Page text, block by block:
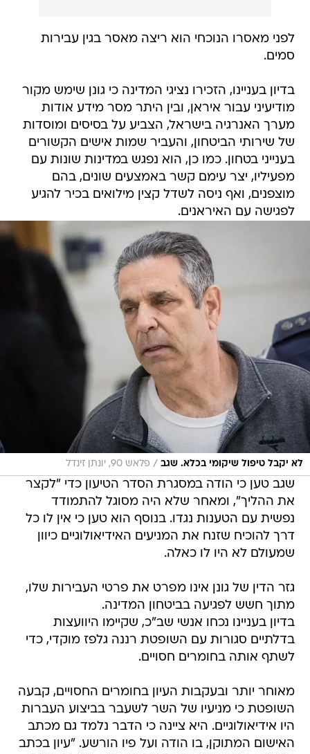
לפני מאסרו הנוכחי הוא ריצה מאסר בגין עבירות
סמים.
בדיון בעניינו, הזכירו נציגי המדינה כי גונן שימש מקור
מודיעיני עבור איראן, ובין היתר מסר מידע אודות
מערך האנרגיה בישראל, הצביע על בסיסים ומוסדות
של שירותי הביטחון, והעביר שמות אישים הקשורים
בענייני בטחון. כמו כן, הוא נפגש במדינות שונות עם
מפעיליו, יצר עימם קשר באמצעים שונים, בהם
מוצפנים, ואף ניסה לשדל קצין מילואים בכיר להגיע
לפגישה עם האיראנים.
לא יקבל טיפול שיקומי בכלא. שגב / פלאש 90, יונתן זינדל
שגב טען כי הודה במסגרת הסדר הטיעון כדי "לקצר
את ההליך", ומאחר שלא היה מסוגל להתמודד
נפשית עם הטענות נגדו. בנוסף הוא טען כי אין לו כל
דרך להוכיח שזנח את המניעים האידיאולוגיים כיוון
שמעולם לא היו לו כאלה.
גזר הדין של גונן אינו מפרט את פרטי העבירות שלו,
מתוך חשש לפגיעה בביטחון המדינה.
בדיון בעניינו נכחו אנשי שב"כ, שקיימו היוועצות
בדלתיים סגורות עם השופטת רננה גלפז מוקדי, כדי
לשתף אותה בחומרים חסויים.
מאוחר יותר ובעקבות העיון בחומרים החסויים, קבעה
השופטת כי מניעיו של השר לשעבר בביצוע העברות
היו אידיאולוגיים. היא ציינה כי הדבר נלמד גם מכתב
האישום המתוקן, בו הודה ועל פיו הורשע. "עיון בכתב